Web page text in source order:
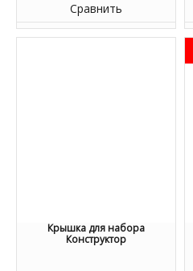
Сравнить
Крышка для набора
Конструктор